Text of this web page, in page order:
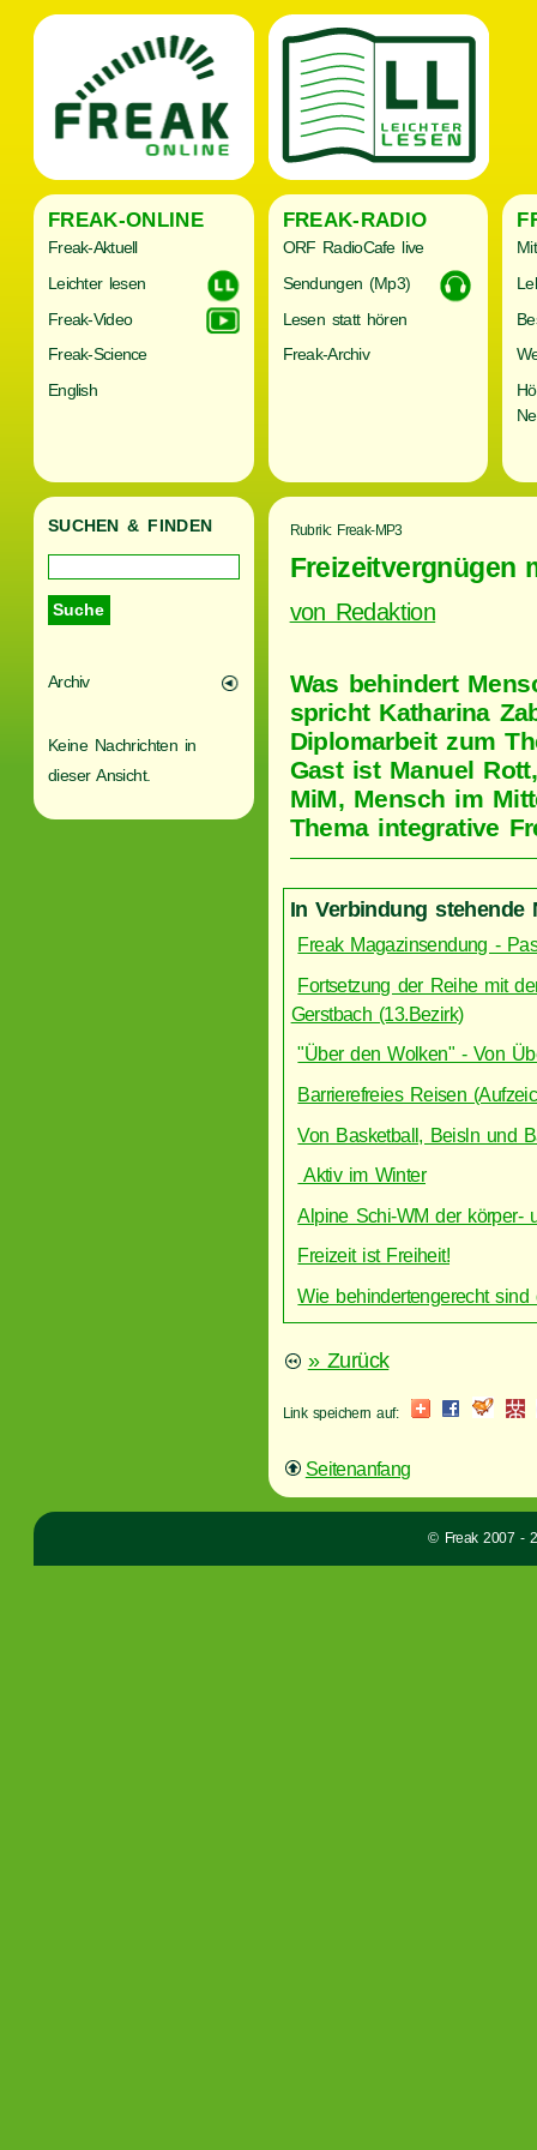
FREAK-ONLINE
Freak-Aktuell
Leichter lesen
Freak-Video
Freak-Science
English
FREAK-RADIO
ORF RadioCafe live
Sendungen (Mp3)
Lesen statt hören
Freak-Archiv
SUCHEN & FINDEN
Archiv
Keine Nachrichten in
dieser Ansicht.
Rubrik: Freak-MP3
Freizeitvergnügen
von Redaktion
Was behindert
spricht Katharina
Diplomarbeit zum
Gast ist Manuel
MiM, Mensch im
Thema integrative
In Verbindung stehende
Freak Magazinsendung -
Fortsetzung der Reihe mit
Gerstbach (13.Bezirk)
"Über den Wolken" - Von
Barrierefreies Reisen
Von Basketball, Beisln und
Aktiv im Winter
Alpine Schi-WM der körper-
Freizeit ist Freiheit!
Wie behindertengerecht sind
» Zurück
Link speichern auf:
Seitenanfang
© Freak 2007 -